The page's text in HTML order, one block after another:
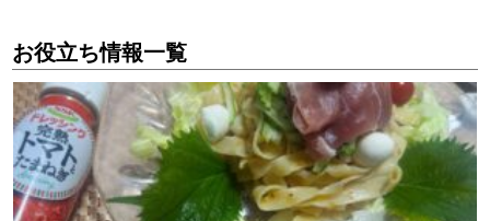
お役立ち情報一覧